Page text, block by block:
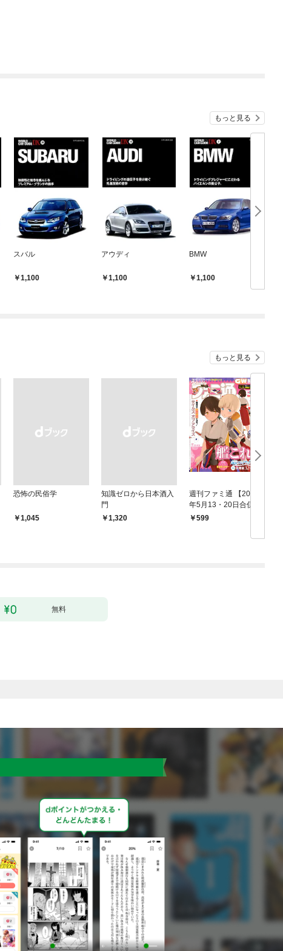
もっと見る
スバル
1,100
アウディ
1,100
BMW
1,100
もっと見る
恐怖の民俗学
￥1,045
知識ゼロから日本酒入
門
￥1,320
週刊ファミ通 【2021
年5月13・20日合併
号】599
無料